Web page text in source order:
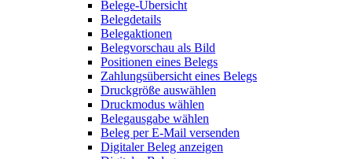
Belege-Übersicht
Belegdetails
Belegaktionen
Belegvorschau als Bild
Positionen eines Belegs
Zahlungsübersicht eines Belegs
Druckgröße auswählen
Druckmodus wählen
Belegausgabe wählen
Beleg per E-Mail versenden
Digitaler Beleg anzeigen